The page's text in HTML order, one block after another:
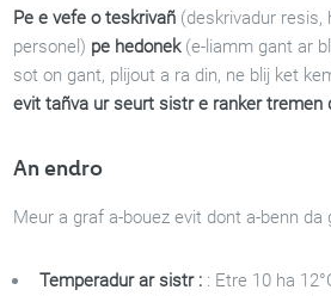
Pe e vefe o teskrivañ (deskrivadur resis,
personel) pe hedonek(e-liamm gant ar
sot on gant, plijout a ra din, ne blij ket
evit tañva ur seurt sistr e ranker tremen
An endro
Meur a graf a-bouez evit dont a-benn da
Temperadur ar sistr : : Etre 10 ha